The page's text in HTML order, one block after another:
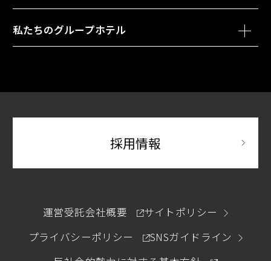
クロススイーツ東京浅草 別ウィンドウで開きます
私たちのグループホテル
ホテル ユニバーサル ポート / ホテル ユニバーサル
ポート ヴィータ別ウィンドウで開きます
採用情報 別ウィンドウで開
運営受託会社概要 別ウィンドウで開きます
サイトポリシー
プライバシーポリシー
別ウィンドウで開きます
SNSガイドライン